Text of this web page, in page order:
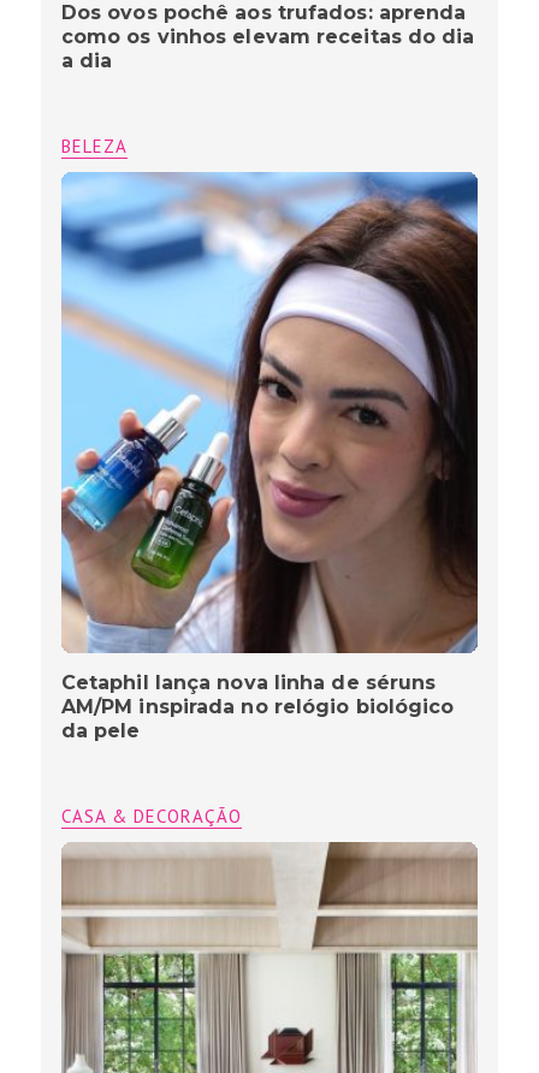
Dos ovos pochê aos trufados: aprenda
como os vinhos elevam receitas do dia
a dia
BELEZA
Cetaphil lança nova linha de séruns
AM/PM inspirada no relógio biológico
da pele
CASA & DECORAÇÃO